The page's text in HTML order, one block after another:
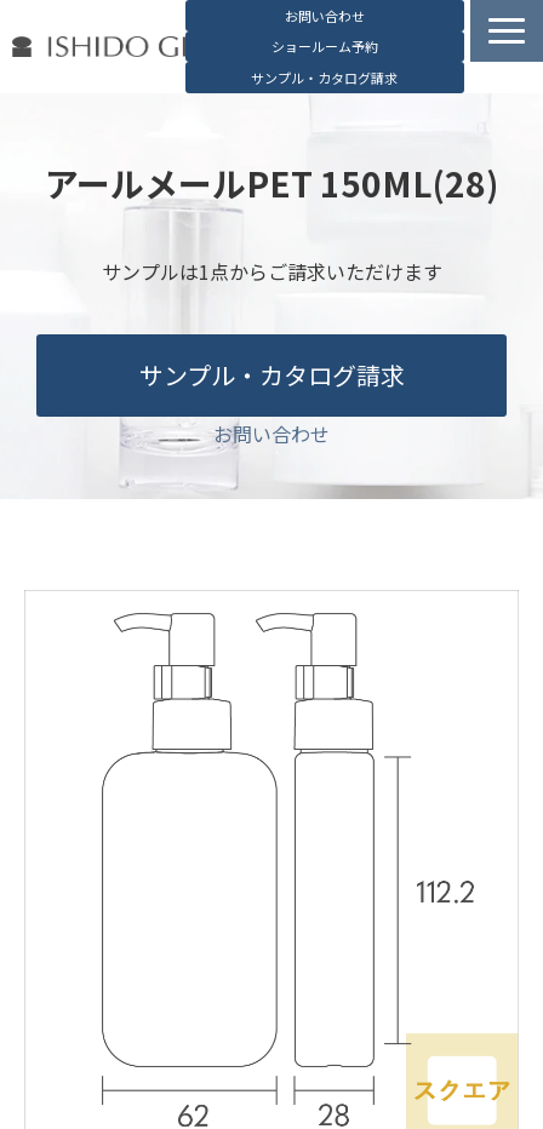
お問い合わせ
ショールーム予約
サンプル・カタログ請求
石堂硝子の特長
お役立ち資料
ブログ
会社概要
English
アールメールPET 150ML(28)
サンプルは1点からご請求いただけます
サンプル・カタログ請求
お問い合わせ